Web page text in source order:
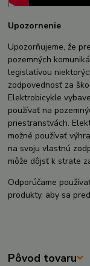
Upozornenie
Upozorňujeme, že
pozemných
legislatívou
zodpovednosť za
Elektrobicykle
používať na
priestranstvách.
možné používať
na svoju vlastnú
môže dôjsť k strate
Odporúčame
produkty, aby sa
Pôvod tovaru